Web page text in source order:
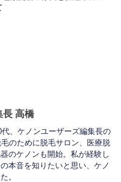
長 高橋
、ケノンユーザーズ編集長の
のために脱毛サロン、医療脱
のケノンも開始。私が経験し
本音を知りたいと思い、ケノ
。